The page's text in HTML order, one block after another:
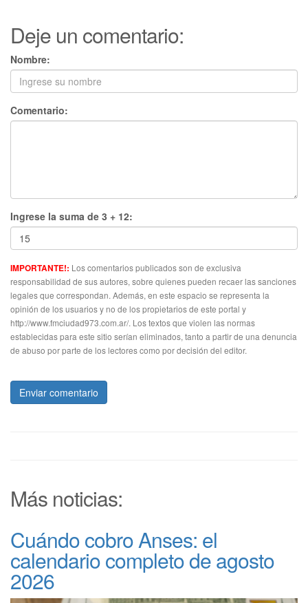
Deje un comentario:
Nombre:
Comentario:
Ingrese la suma de 3 + 12:
IMPORTANTE!: Los comentarios publicados son de exclusiva
responsabilidad de sus autores, sobre quienes pueden recaer las sanciones
legales que correspondan. Además, en este espacio se representa la
opinión de los usuarios y no de los propietarios de este portal y
http://www.fmciudad973.com.ar/. Los textos que violen las normas
establecidas para este sitio serían eliminados, tanto a partir de una denuncia
de abuso por parte de los lectores como por decisión del editor.
Enviar comentario
Más noticias:
Cuándo cobro Anses: el
calendario completo de agosto
2026